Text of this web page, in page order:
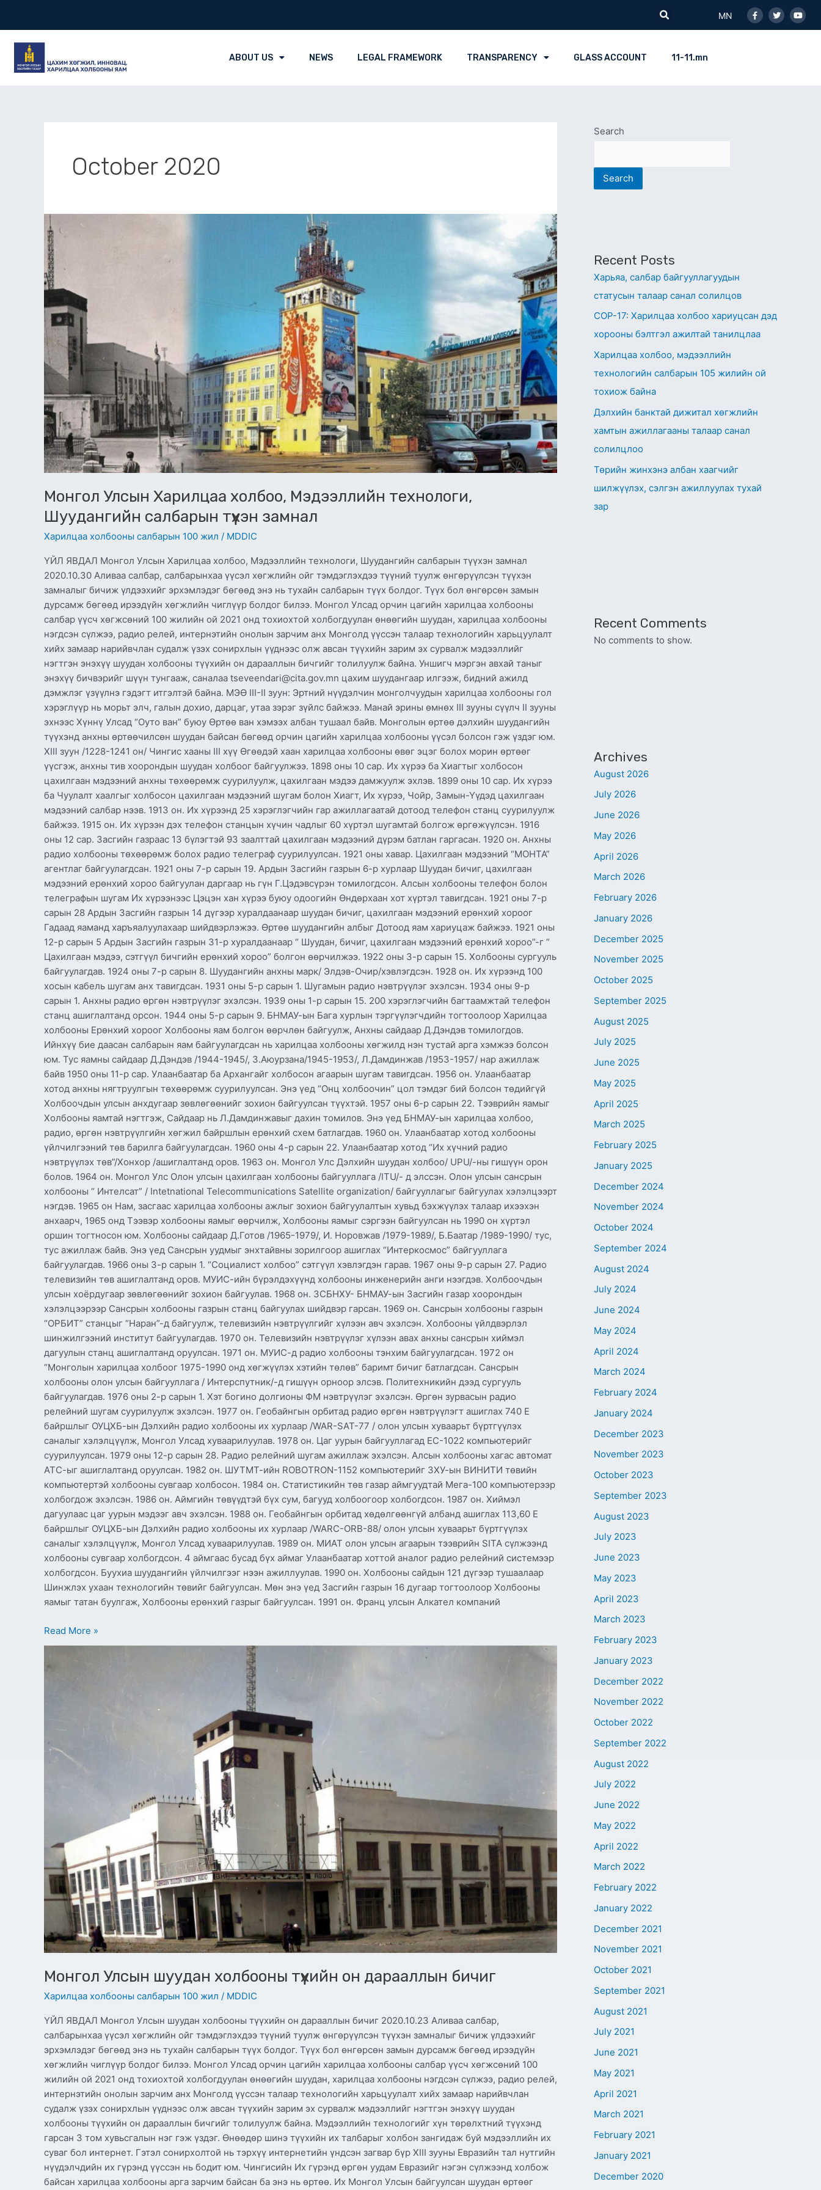
Search
MN
f
ABOUT US NEWS LEGAL FRAMEWORK TRANSPARENCY GLASS ACCOUNT 11-11.mn
October 2020
Монгол Улсын Харилцаа холбоо, Мэдээллийн технологи,
Шуудангийн салбарын түүхэн замнал
Харилцаа холбооны салбарын 100 жил / MDDIC
ҮЙЛ ЯВДАЛ Монгол Улсын Харилцаа холбоо, Мэдээллийн технологи, Шуудангийн салбарын түүхэн замнал
2020.10.30 Аливаа салбар, салбарынхаа үүсэл хөгжлийн ойг тэмдэглэхдээ түүний туулж өнгөрүүлсэн түүхэн
замналыг бичиж үлдээхийг эрхэмлэдэг бөгөөд энэ нь тухайн салбарын түүх болдог. Түүх бол өнгөрсөн замын
дурсамж бөгөөд ирээдүйн хөгжлийн чиглүүр болдог билээ. Монгол Улсад орчин цагийн харилцаа холбооны
салбар үүсч хөгжсөний 100 жилийн ой 2021 онд тохиохтой холбогдуулан өнөөгийн шуудан, харилцаа холбооны
нэгдсэн сүлжээ, радио релей, интернэтийн онолын зарчим анх Монголд үүссэн талаар технологийн харьцуулалт
хийх замаар нарийвчлан судалж үзэх сонирхлын үүднээс олж авсан түүхийн зарим эх сурвалж мэдээллийг
нэгтгэн энэхүү шуудан холбооны түүхийн он дарааллын бичгийг толилуулж байна. Уншигч мэргэн авхай таныг
энэхүү бичвэрийг шүүн тунгааж, саналаа tseveendari@cita.gov.mn цахим шуудангаар илгээж, бидний ажилд
дэмжлэг үзүүлнэ гэдэгт итгэлтэй байна. МЭӨ III-II зуун: Эртний нүүдэлчин монголчуудын харилцаа холбооны гол
хэрэглүүр нь морьт элч, галын дохио, дарцаг, утаа зэрэг зүйлс байжээ. Манай эрины өмнөх III зууны сүүлч II зууны
эхнээс Хүннү Улсад “Оуто ван” буюу Өртөө ван хэмээх албан тушаал байв. Монголын өртөө дэлхийн шуудангийн
түүхэнд анхны өртөөчилсөн шуудан байсан бөгөөд орчин цагийн харилцаа холбооны үүсэл болсон гэж үздэг юм.
XIII зуун /1228-1241 он/ Чингис хааны III хүү Өгөөдэй хаан харилцаа холбооны өвөг эцэг болох морин өртөөг
үүсгэж, анхны тив хоорондын шуудан холбоог байгуулжээ. 1898 оны 10 сар. Их хүрээ ба Хиагтыг холбосон
цахилгаан мэдээний анхны төхөөрөмж суурилуулж, цахилгаан мэдээ дамжуулж эхлэв. 1899 оны 10 сар. Их хүрээ
ба Чуулалт хаалгыг холбосон цахилгаан мэдээний шугам болон Хиагт, Их хүрээ, Чойр, Замын-Үүдэд цахилгаан
мэдээний салбар нээв. 1913 он. Их хүрээнд 25 хэрэглэгчийн гар ажиллагаатай дотоод телефон станц суурилуулж
байжээ. 1915 он. Их хүрээн дэх телефон станцын хүчин чадлыг 60 хүртэл шугамтай болгож өргөжүүлсэн. 1916
оны 12 сар. Засгийн газраас 13 бүлэгтэй 93 заалттай цахилгаан мэдээний дүрэм батлан гаргасан. 1920 он. Анхны
радио холбооны төхөөрөмж болох радио телеграф суурилуулсан. 1921 оны хавар. Цахилгаан мэдээний “МОНТА”
агентлаг байгуулагдсан. 1921 оны 7-р сарын 19. Ардын Засгийн газрын 6-р хурлаар Шуудан бичиг, цахилгаан
мэдээний ерөнхий хороо байгуулан даргаар нь гүн Г.Цэдэвсүрэн томилогдсон. Алсын холбооны телефон болон
телеграфын шугам Их хүрээнээс Цэцэн хан хүрээ буюу одоогийн Өндөрхаан хот хүртэл тавигдсан. 1921 оны 7-р
сарын 28 Ардын Засгийн газрын 14 дүгээр хуралдаанаар шуудан бичиг, цахилгаан мэдээний ерөнхий хороог
Гадаад яаманд харъяалуулахаар шийдвэрлэжээ. Өртөө шуудангийн албыг Дотоод яам хариуцаж байжээ. 1921 оны
12-р сарын 5 Ардын Засгийн газрын 31-р хуралдаанаар “ Шуудан, бичиг, цахилгаан мэдээний ерөнхий хороо”-г “
Цахилгаан мэдээ, сэтгүүл бичгийн ерөнхий хороо” болгон өөрчилжээ. 1922 оны 3-р сарын 15. Холбооны сургууль
байгуулагдав. 1924 оны 7-р сарын 8. Шуудангийн анхны марк/ Элдэв-Очир/хэвлэгдсэн. 1928 он. Их хүрээнд 100
хосын кабель шугам анх тавигдсан. 1931 оны 5-р сарын 1. Шугамын радио нэвтрүүлэг эхэлсэн. 1934 оны 9-р
сарын 1. Анхны радио өргөн нэвтрүүлэг эхэлсэн. 1939 оны 1-р сарын 15. 200 хэрэглэгчийн багтаамжтай телефон
станц ашиглалтанд орсон. 1944 оны 5-р сарын 9. БНМАУ-ын Бага хурлын тэргүүлэгчдийн тогтоолоор Харилцаа
холбооны Ерөнхий хороог Холбооны яам болгон өөрчлөн байгуулж, Анхны сайдаар Д.Дэндэв томилогдов.
Ийнхүү бие даасан салбарын яам байгуулагдсан нь харилцаа холбооны хөгжилд нэн тустай арга хэмжээ болсон
юм. Тус яамны сайдаар Д.Дэндэв /1944-1945/, З.Аюурзана/1945-1953/, Л.Дамдинжав /1953-1957/ нар ажиллаж
байв 1950 оны 11-р сар. Улаанбаатар ба Архангайг холбосон агаарын шугам тавигдсан. 1956 он. Улаанбаатар
хотод анхны нягтруулгын төхөөрөмж суурилуулсан. Энэ үед “Онц холбоочин” цол тэмдэг бий болсон төдийгүй
Холбоочдын улсын анхдугаар зөвлөгөөнийг зохион байгуулсан түүхтэй. 1957 оны 6-р сарын 22. Тээврийн яамыг
Холбооны яамтай нэгтгэж, Сайдаар нь Л.Дамдинжавыг дахин томилов. Энэ үед БНМАУ-ын харилцаа холбоо,
радио, өргөн нэвтрүүлгийн хөгжил байршлын ерөнхий схем батлагдав. 1960 он. Улаанбаатар хотод холбооны
үйлчилгээний төв барилга байгуулагдсан. 1960 оны 4-р сарын 22. Улаанбаатар хотод “Их хүчний радио
нэвтрүүлэх төв”/Хонхор /ашиглалтанд оров. 1963 он. Монгол Улс Дэлхийн шуудан холбоо/ UPU/-ны гишүүн орон
болов. 1964 он. Монгол Улс Олон улсын цахилгаан холбооны байгууллага /ITU/- д элссэн. Олон улсын сансрын
холбооны “ Интелсат” / Intetnational Telecommunications Satellite organization/ байгууллагыг байгуулах хэлэлцээрт
нэгдэв. 1965 он Нам, засгаас харилцаа холбооны ажлыг зохион байгуулалтын хувьд бэхжүүлэх талаар ихээхэн
анхаарч, 1965 онд Тээвэр холбооны яамыг өөрчилж, Холбооны яамыг сэргээн байгуулсан нь 1990 он хүртэл
оршин тогтносон юм. Холбооны сайдаар Д.Готов /1965-1979/, И. Норовжав /1979-1989/, Б.Баатар /1989-1990/ тус,
тус ажиллаж байв. Энэ үед Сансрын уудмыг энхтайвны зорилгоор ашиглах “Интеркосмос” байгууллага
байгуулагдав. 1966 оны 3-р сарын 1. “Социалист холбоо” сэтгүүл хэвлэгдэн гарав. 1967 оны 9-р сарын 27. Радио
телевизийн төв ашиглалтанд оров. МУИС-ийн бүрэлдэхүүнд холбооны инженерийн анги нээгдэв. Холбоочдын
улсын хоёрдугаар зөвлөгөөнийг зохион байгуулав. 1968 он. ЗСБНХУ- БНМАУ-ын Засгийн газар хоорондын
хэлэлцээрээр Сансрын холбооны газрын станц байгуулах шийдвэр гарсан. 1969 он. Сансрын холбооны газрын
“ОРБИТ” станцыг “Наран”-д байгуулж, телевизийн нэвтрүүлгийг хүлээн авч эхэлсэн. Холбооны үйлдвэрлэл
шинжилгээний институт байгуулагдав. 1970 он. Телевизийн нэвтрүүлэг хүлээн авах анхны сансрын хиймэл
дагуулын станц ашиглалтанд оруулсан. 1971 он. МУИС-д радио холбооны тэнхим байгуулагдсан. 1972 он
“Монголын харилцаа холбоог 1975-1990 онд хөгжүүлэх хэтийн төлөв” баримт бичиг батлагдсан. Сансрын
холбооны олон улсын байгууллага / Интерспутник/-д гишүүн орноор элсэв. Политехникийн дээд сургууль
байгуулагдав. 1976 оны 2-р сарын 1. Хэт богино долгионы ФМ нэвтрүүлэг эхэлсэн. Өргөн зурвасын радио
релейний шугам суурилуулж эхэлсэн. 1977 он. Геобайнгын орбитад радио өргөн нэвтрүүлэгт ашиглах 740 Е
байршлыг ОУЦХБ-ын Дэлхийн радио холбооны их хурлаар /WAR-SAT-77 / олон улсын хуваарьт бүртгүүлэх
саналыг хэлэлцүүлж, Монгол Улсад хуваарилуулав. 1978 он. Цаг уурын байгууллагад EC-1022 компьютерийг
суурилуулсан. 1979 оны 12-р сарын 28. Радио релейний шугам ажиллаж эхэлсэн. Алсын холбооны хагас автомат
АТС-ыг ашиглалтанд оруулсан. 1982 он. ШУТМТ-ийн ROBOTRON-1152 компьютерийг ЗХУ-ын ВИНИТИ төвийн
компьютертэй холбооны сувгаар холбосон. 1984 он. Статистикийн төв газар аймгуудтай Мега-100 компьютерээр
холбогдож эхэлсэн. 1986 он. Аймгийн төвүүдтэй бүх сум, багууд холбоогоор холбогдсон. 1987 он. Хиймэл
дагуулаас цаг уурын мэдээг авч эхэлсэн. 1988 он. Геобайнгын орбитад хөдөлгөөнгүй албанд ашиглах 113,60 Е
байршлыг ОУЦХБ-ын Дэлхийн радио холбооны их хурлаар /WARC-ORB-88/ олон улсын хуваарьт бүртгүүлэх
саналыг хэлэлцүүлж, Монгол Улсад хуваарилуулав. 1989 он. МИАТ олон улсын агаарын тээврийн SITA сүлжээнд
холбооны сувгаар холбогдсон. 4 аймгаас бусад бүх аймаг Улаанбаатар хоттой аналог радио релейний системээр
холбогдсон. Буухиа шуудангийн үйлчилгээг нээн ажиллуулав. 1990 он. Холбооны сайдын 121 дүгээр тушаалаар
Шинжлэх ухаан технологийн төвийг байгуулсан. Мөн энэ үед Засгийн газрын 16 дугаар тогтоолоор Холбооны
яамыг татан буулгаж, Холбооны ерөнхий газрыг байгуулсан. 1991 он. Франц улсын Алкател компаний
Монгол
Улсын
Харилцаа
холбоо,
Мэдээллийн
технологи,
Шуудангийн
салбарын
түүхэн
замнал
Read More »
Монгол Улсын шуудан холбооны түүхийн он дарааллын бичиг
Харилцаа холбооны салбарын 100 жил / MDDIC
ҮЙЛ ЯВДАЛ Монгол Улсын шуудан холбооны түүхийн он дарааллын бичиг 2020.10.23 Аливаа салбар,
салбарынхаа үүсэл хөгжлийн ойг тэмдэглэхдээ түүний туулж өнгөрүүлсэн түүхэн замналыг бичиж үлдээхийг
эрхэмлэдэг бөгөөд энэ нь тухайн салбарын түүх болдог. Түүх бол өнгөрсөн замын дурсамж бөгөөд ирээдүйн
хөгжлийн чиглүүр болдог билээ. Монгол Улсад орчин цагийн харилцаа холбооны салбар үүсч хөгжсөний 100
жилийн ой 2021 онд тохиохтой холбогдуулан өнөөгийн шуудан, харилцаа холбооны нэгдсэн сүлжээ, радио релей,
интернэтийн онолын зарчим анх Монголд үүссэн талаар технологийн харьцуулалт хийх замаар нарийвчлан
судалж үзэх сонирхлын үүднээс олж авсан түүхийн зарим эх сурвалж мэдээллийг нэгтгэн энэхүү шуудан
холбооны түүхийн он дарааллын бичгийг толилуулж байна. Мэдээллийн технологийг хүн төрөлхтний түүхэнд
гарсан 3 том хувьсгалын нэг гэж үздэг. Өнөөдөр шинэ түүхийн их талбарыг холбон зангидаж буй мэдээллийн их
суваг бол интернет. Гэтэл сонирхолтой нь тэрхүү интернетийн үндсэн загвар бүр XIII зууны Еврaзийн тал нутгийн
нүүдэлчдийн их гүрэнд үүссэн нь бодит юм. Чингисийн Их гүрэнд өргөн уудам Евразийг нэгэн сүлжээнд холбож
байсан харилцаа холбооны арга зарчим байсан ба энэ нь өртөө. Их Монгол Улсын байгуулсан шуудан өртөөг
Улсын
бичиг
Search
Search
Recent Posts
Харьяа, салбар байгууллагуудын
статусын талаар санал солилцов
СОР-17: Харилцаа холбоо хариуцсан дэд
хорооны бэлтгэл ажилтай танилцлаа
Харилцаа холбоо, мэдээллийн
технологийн салбарын 105 жилийн ой
тохиож байна
Дэлхийн банктай дижитал хөгжлийн
хамтын ажиллагааны талаар санал
солилцлоо
Төрийн жинхэнэ албан хаагчийг
шилжүүлэх, сэлгэн ажиллуулах тухай
зар
Recent Comments
No comments to show.
Archives
August 2026
July 2026
June 2026
May 2026
April 2026
March 2026
February 2026
January 2026
December 2025
November 2025
October 2025
September 2025
August 2025
July 2025
June 2025
May 2025
April 2025
March 2025
February 2025
January 2025
December 2024
November 2024
October 2024
September 2024
August 2024
July 2024
June 2024
May 2024
April 2024
March 2024
February 2024
January 2024
December 2023
November 2023
October 2023
September 2023
August 2023
July 2023
June 2023
May 2023
April 2023
March 2023
February 2023
January 2023
December 2022
November 2022
October 2022
September 2022
August 2022
July 2022
June 2022
May 2022
April 2022
March 2022
February 2022
January 2022
December 2021
November 2021
October 2021
September 2021
August 2021
July 2021
June 2021
May 2021
April 2021
March 2021
February 2021
January 2021
December 2020